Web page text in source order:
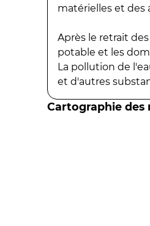
matérielles et des
Après le retrait
potable et les
La pollution de
et d'autres
Cartographie des